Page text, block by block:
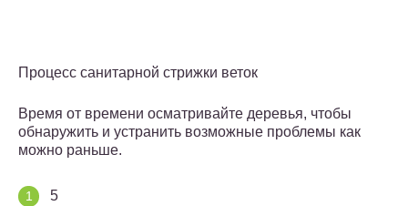
Процесс санитарной стрижки веток
Время от времени осматривайте деревья, чтобы
обнаружить и устранить возможные проблемы как
можно раньше.
5